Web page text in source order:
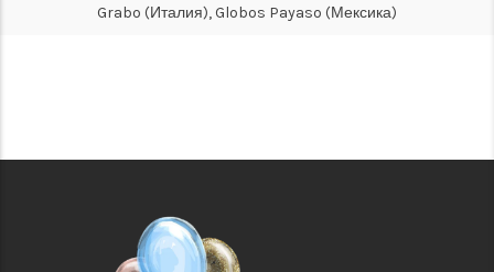
Grabo (Италия), Globos Payaso (Мексика)